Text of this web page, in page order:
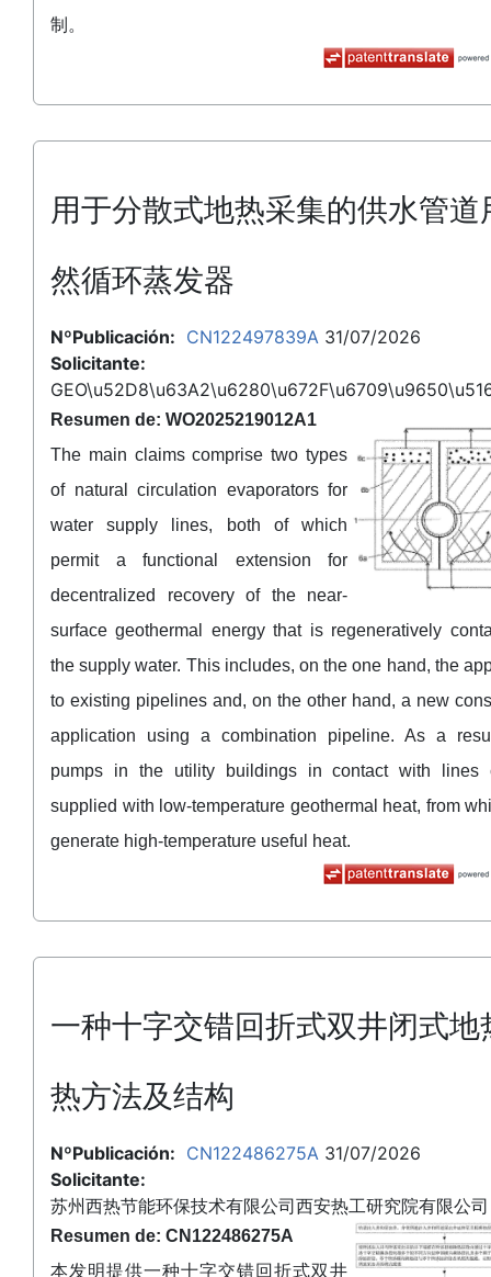
制。
用于分散式地热采集的供水管道
然循环蒸发器
NºPublicación: CN122497839A 31/07/2026
Solicitante:
Resumen de: WO2025219012A1
The main claims comprise two types
of natural circulation evaporators for
water supply lines, both of which
permit a functional extension for
decentralized recovery of the near-
surface geothermal energy that is regeneratively
the supply water. This includes, on the one hand, the
to existing pipelines and, on the other hand, a new
application using a combination pipeline. As a
pumps in the utility buildings in contact with lines
supplied with low-temperature geothermal heat, from
generate high-temperature useful heat.
一种十字交错回折式双井闭式地
热方法及结构
NºPublicación: CN122486275A 31/07/2026
Solicitante:
苏州西热节能环保技术有限公司西安热工研究院有限公司
Resumen de: CN122486275A
本发明提供一种十字交错回折式双井